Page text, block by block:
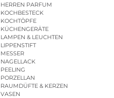
HERREN PARFUM
KOCHBESTECK
KOCHTÖPFE
KÜCHENGERÄTE
LAMPEN & LEUCHTEN
LIPPENSTIFT
MESSER
NAGELLACK
PEELING
PORZELLAN
RAUMDÜFTE & KERZEN
VASEN